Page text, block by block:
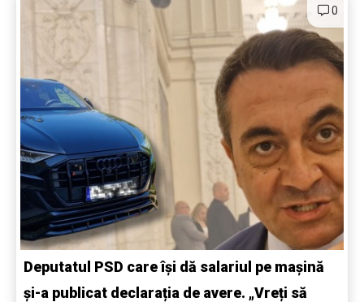
0
Deputatul PSD care își dă salariul pe mașină
și-a publicat declarația de avere. „Vreți să